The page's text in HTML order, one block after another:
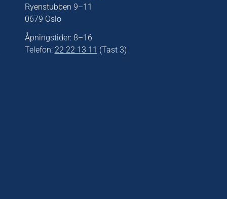
Ryenstubben 9–11
0679 Oslo
Åpningstider: 8–16
Telefon: 22 22 13 11 (Tast 3)